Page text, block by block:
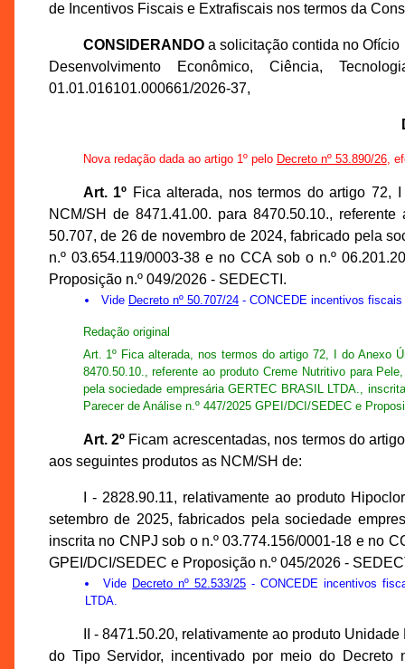
de Incentivos Fiscais e Extrafiscais nos termos da
CONSIDERANDOa solicitação contida no Ofício
Desenvolvimento Econômico, Ciência,
01.01.016101.000661/2026-37,
Nova redação dada ao artigo 1º pelo Decreto nº 53.890/26,
Art. 1º Fica alterada, nos termos do artigo 72,
NCM/SH de 8471.41.00. para 8470.50.10.,
50.707, de 26 de novembro de 2024, fabricado pela
n.º 03.654.119/0003-38 e no CCA sob o n.º
Proposição n.º 049/2026 - SEDECTI.
Vide Decreto nº 50.707/24 - CONCEDE incentivos
Redação original
Art. 1º Fica alterada, nos termos do artigo 72, I do Anexo
8470.50.10., referente ao produto Creme Nutritivo para
pela sociedade empresária GERTEC BRASIL LTDA.,
Parecer de Análise n.º 447/2025 GPEI/DCI/SEDEC e
Art. 2ºFicam acrescentadas, nos termos do
aos seguintes produtos as NCM/SH de:
I - 2828.90.11, relativamente ao produto
setembro de 2025, fabricados pela sociedade
inscrita no CNPJ sob o n.º 03.774.156/0001-18 e no
GPEI/DCI/SEDEC e Proposição n.º 045/2026 -
Vide Decreto nº 52.533/25 - CONCEDE incentivos
LTDA.
II - 8471.50.20, relativamente ao produto
do Tipo Servidor, incentivado por meio do